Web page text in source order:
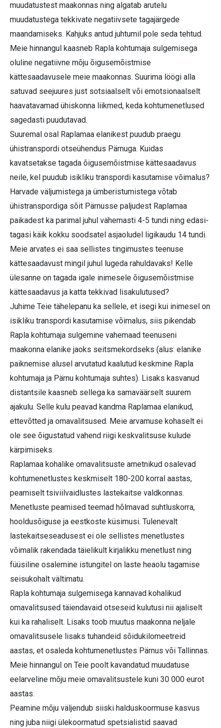
muudatustest maakonnas ning algatab arutelu
muudatustega tekkivate negatiivsete tagajärgede
maandamiseks. Kahjuks antud juhtumil pole seda tehtud.
Meie hinnangul kaasneb Rapla kohtumaja sulgemisega
oluline negatiivne mõju õigusemõistmise
kättesaadavusele meie maakonnas. Suurima löögi alla
satuvad seejuures just sotsiaalselt või emotsionaalselt
haavatavamad ühiskonna liikmed, keda kohtumenetlused
sagedasti puudutavad.
Suuremal osal Raplamaa elanikest puudub praegu
ühistranspordi otseühendus Pärnuga. Kuidas
kavatsetakse tagada õigusemõistmise kättesaadavus
neile, kel puudub isikliku transpordi kasutamise võimalus?
Harvade väljumistega ja ümberistumistega võtab
ühistranspordiga sõit Pärnusse paljudest Raplamaa
paikadest ka parimal juhul vähemasti 4-5 tundi ning edasi-
tagasi käik kokku soodsatel asjaoludel ligikaudu 14 tundi.
Meie arvates ei saa sellistes tingimustes teenuse
kättesaadavust mingil juhul lugeda rahuldavaks! Kelle
ülesanne on tagada igale inimesele õigusemõistmise
kättesaadavus ja katta tekkivad lisakulutused?
Juhime Teie tähelepanu ka sellele, et isegi kui inimesel on
isikliku transpordi kasutamise võimalus, siis pikendab
Rapla kohtumaja sulgemine vahemaad teenuseni
maakonna elanike jaoks seitsmekordseks (alus: elanike
paiknemise alusel arvutatud kaalutud keskmine Rapla
kohtumaja ja Pärnu kohtumaja suhtes). Lisaks kasvanud
distantsile kaasneb sellega ka samaväärselt suurem
ajakulu. Selle kulu peavad kandma Raplamaa elanikud,
ettevõtted ja omavalitsused. Meie arvamuse kohaselt ei
ole see õigustatud vahend riigi keskvalitsuse kulude
kärpimiseks.
Raplamaa kohalike omavalitsuste ametnikud osalevad
kohtumenetlustes keskmiselt 180-200 korral aastas,
peamiselt tsiviilvaidlustes lastekaitse valdkonnas.
Menetluste peamised teemad hõlmavad suhtluskorra,
hooldusõiguse ja eestkoste küsimusi. Tulenevalt
lastekaitseseadusest ei ole sellistes menetlustes
võimalik rakendada täielikult kirjalikku menetlust ning
füüsiline osalemine istungitel on laste heaolu tagamise
seisukohalt vältimatu.
Rapla kohtumaja sulgemisega kannavad kohalikud
omavalitsused täiendavaid otseseid kulutusi nii ajaliselt
kui ka rahaliselt. Lisaks toob muutus maakonna neljale
omavalitsusele lisaks tuhandeid sõidukilomeetreid
aastas, et osaleda kohtumenetlustes Pärnus või Tallinnas.
Meie hinnangul on Teie poolt kavandatud muudatuse
eelarveline mõju meie omavalitsustele kuni 30 000 eurot
aastas.
Peamine mõju väljendub siiski halduskoormuse kasvus
ning juba niigi ülekoormatud spetsialistid saavad